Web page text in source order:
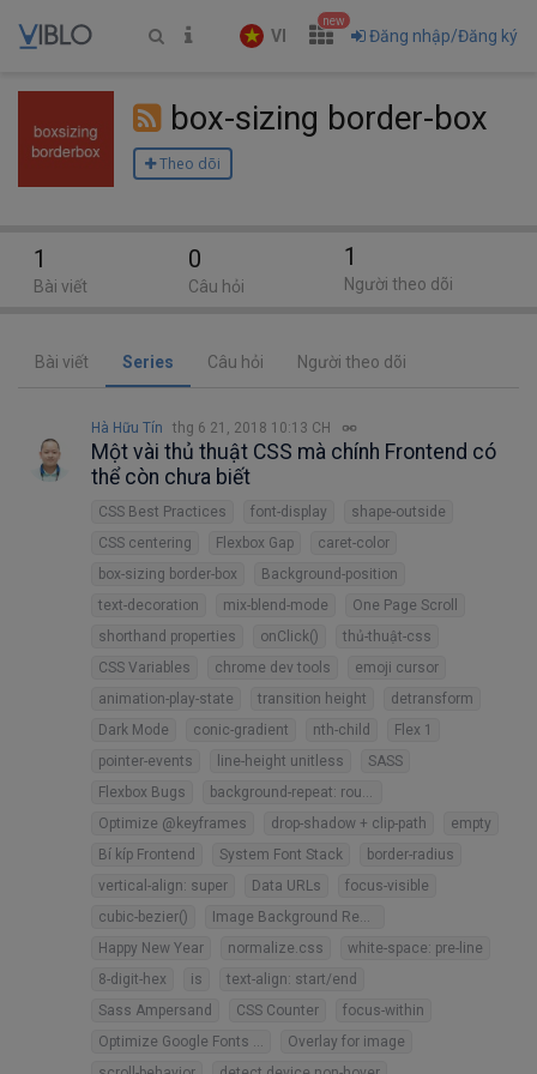
VI
new
Đăng nhập/Đăng ký
box-sizing border-box
Theo dõi
Bài viết Series Câu hỏi Người theo dõi
Hà Hữu Tín thg 6 21, 2018 10:13 CH
Một vài thủ thuật CSS mà chính Frontend có
thể còn chưa biết
CSS Best Practices font-display
shape-outside
CSS centering
Flexbox Gap
caret-color
box-sizing border-box
Background-position
text-decoration
mix-blend-mode
One Page Scroll
shorthand properties
onClick()
thủ-thuật-css
CSS Variables
chrome dev tools
emoji cursor
animation-play-state
transition height
detransform
Dark Mode
conic-gradient nth-child
Flex 1
pointer-events
line-height unitless
SASS
Flexbox Bugs
background-repeat: round
Optimize @keyframes
drop-shadow + clip-path
empty
Bí kíp Frontend
System Font Stack
border-radius
vertical-align: super
Data URLs
focus-visible
cubic-bezier()
Image Background Responsive
Happy New Year
normalize.css
white-space: pre-line
8-digit-hex
is
text-align: start/end
Sass Ampersand
CSS Counter
focus-within
Optimize Google Fonts API
Overlay for image
1
Bài viết
0
Câu hỏi
1
Người theo dõi